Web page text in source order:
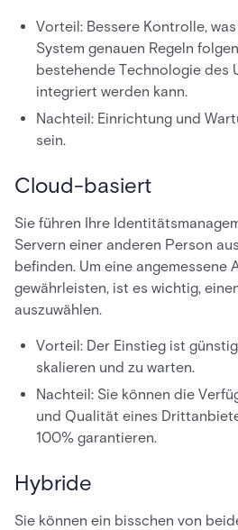
Vorteil: Bessere Kontrolle,
System genauen Regeln
bestehende Technologie des
integriert werden kann.
Nachteil: Einrichtung und
sein.
Cloud-basiert
Sie führen Ihre
Servern einer anderen Person
befinden. Um eine angemessene
gewährleisten, ist es wichtig,
auszuwählen.
Vorteil: Der Einstieg ist
skalieren und zu warten.
Nachteil: Sie können die
und Qualität eines
100% garantieren.
Hybride
Sie können ein bisschen von